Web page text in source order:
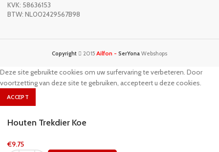
KVK: 58636153
BTW: NL002429567B98
Copyright 2015 Ailfon - SerYona Webshops
Deze site gebruikte cookies om uw surfervaring te verbeteren. Door
voortzetting van deze site te gebruiken, accepteert u deze cookies.
ACCEPT
Houten Trekdier Koe
€9.75